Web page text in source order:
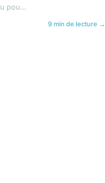
pou...
9 min de lecture →